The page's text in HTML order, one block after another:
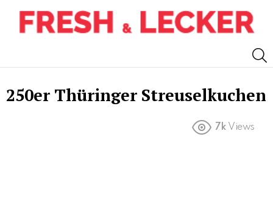
250er Thüringer Streuselkuchen
7k Views